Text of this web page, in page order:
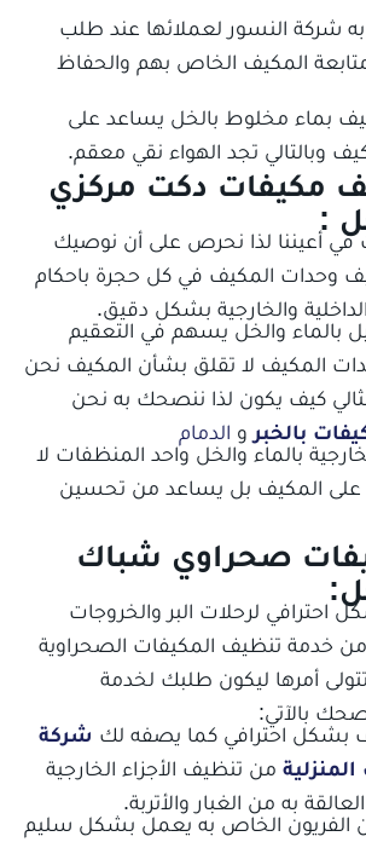
شركة النسور لعملائها عند طلب
المكيف الخاص بهم والحفاظ
بماء مخلوط بالخل يساعد على
وبالتالي تجد الهواء نقي معقم.
مكيفات دكت مركزي
:
في أعيننا لذا نحرص على أن نوصيك
وحدات المكيف في كل حجرة باحكام
والخارجية بشكل دقيق.
بالماء والخل يسهم في التعقيم
المكيف لا تقلق بشأن المكيف نحن
كيف يكون لذا ننصحك به نحن
بالخبر و الدمام
بالماء والخل واحد المنظفات لا
المكيف بل يساعد من تحسين
صحراوي شباك
احترافي لرحلات البر والخروجات
من خدمة تنظيف المكيفات الصحراوية
أمرها ليكون طلبك لخدمة
بالآتي:
بشكل احترافي كما يصفه لك شركة
من تنظيف الأجزاء الخارجية
العالقة به من الغبار والأتربة.
الفريون الخاص به يعمل بشكل سليم
جميع الخدمات